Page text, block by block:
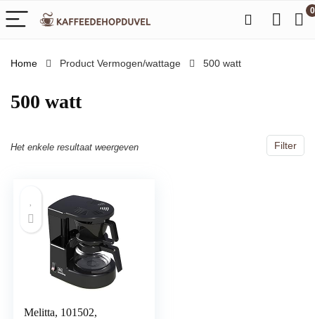
0
Home Product Vermogen/wattage ‎500 watt
‎500 watt
Filter
Het enkele resultaat weergeven
Melitta, 101502,